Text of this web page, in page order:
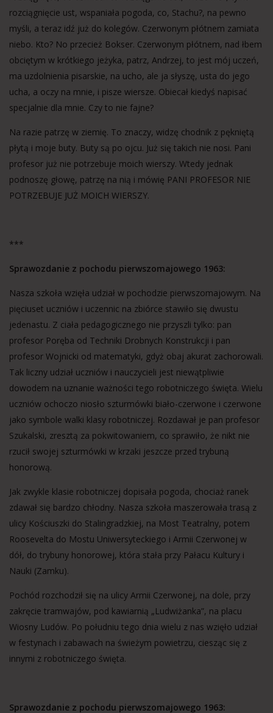
rozciągnięcie ust, wspaniała pogoda, co, Stachu?, na pewno
myśli, a teraz idź już do kolegów. Czerwonym płótnem zamiata
niebo. Kto? No przecież Bokser. Czerwonym płótnem, nad łbem
obciętym w krótkiego jeżyka, patrz, Andrzej, to jest mój uczeń,
ma uzdolnienia pisarskie, na ucho, ale ja słyszę, usta do jego
ucha, a oczy na mnie, i pisze wiersze. Obiecał kiedyś napisać
specjalnie dla mnie. Czy to nie fajne?
Na razie patrzę w ziemię. To znaczy, widzę chodnik z pękniętą
płytą i moje buty. Buty są po ojcu. Już się takich nie nosi. Pani
profesor już nie potrzebuje moich wierszy. Wtedy jednak
podnoszę głowę, patrzę na nią i mówię PANI PROFESOR NIE
POTRZEBUJE JUŻ MOICH WIERSZY.
***
Sprawozdanie z pochodu pierwszomajowego 1963:
Nasza szkoła wzięła udział w pochodzie pierwszomajowym. Na
pięciuset uczniów i uczennic na zbiórce stawiło się dwustu
jedenastu. Z ciała pedagogicznego nie przyszli tylko: pan
profesor Poręba od Techniki Drobnych Konstrukcji i pan
profesor Wojnicki od matematyki, gdyż obaj akurat zachorowali.
Tak liczny udział uczniów i nauczycieli jest niewątpliwie
dowodem na uznanie ważności tego robotniczego święta. Wielu
uczniów ochoczo niosło szturmówki biało-czerwone i czerwone
jako symbole walki klasy robotniczej. Rozdawał je pan profesor
Szukalski, zresztą za pokwitowaniem, co sprawiło, że nikt nie
rzucił swojej szturmówki w krzaki jeszcze przed trybuną
honorową.
Jak zwykle klasie robotniczej dopisała pogoda, chociaż ranek
zdawał się bardzo chłodny. Nasza szkoła maszerowała trasą z
ulicy Kościuszki do Stalingradzkiej, na Most Teatralny, potem
Roosevelta do Mostu Uniwersyteckiego i Armii Czerwonej w
dół, do trybuny honorowej, która stała przy Pałacu Kultury i
Nauki (Zamku).
Pochód rozchodził się na ulicy Armii Czerwonej, na dole, przy
zakręcie tramwajów, pod kawiarnią „Ludwiżanka”, na placu
Wiosny Ludów. Po południu tego dnia wielu z nas wzięło udział
w festynach i zabawach na świeżym powietrzu, ciesząc się z
innymi z robotniczego święta.
Sprawozdanie z pochodu pierwszomajowego 1963: